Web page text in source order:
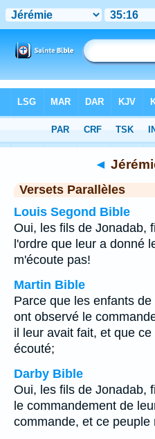
Chapitre 35 > Verset 16
◄
Versets Parallèles
Louis Segond Bible
Oui, les fils de Jonadab,
l'ordre que leur a donné
m'écoute pas!
Martin Bible
Parce que les enfants
ont observé le
il leur avait fait, et que
écouté;
Darby Bible
Oui, les fils de Jonadab,
le commandement de
commande, et ce peuple